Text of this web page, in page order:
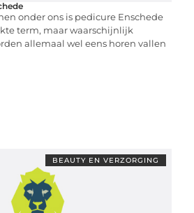
onder ons is pedicure Enschede
term, maar waarschijnlijk
allemaal wel eens horen vallen
BEAUTY EN VERZORGING